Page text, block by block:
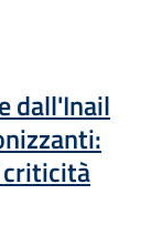
dall'Inail
criticità
finestra